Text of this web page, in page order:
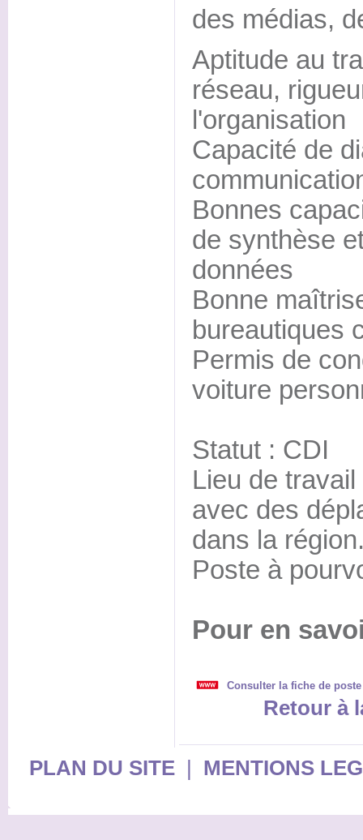
des médias,
Aptitude au
réseau,
l'organisation
Capacité de
Bonnes
de synthèse
données
Bonne
bureautiques
Permis de
voiture
Statut : CDI
Lieu de
avec des
dans la
Poste à
Pour en
Consulter la fiche de poste
Retour à
PLAN DU SITE| MENTIONS